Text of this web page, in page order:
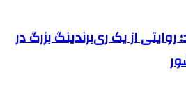
از یک ری‌برندینگ بزرگ در